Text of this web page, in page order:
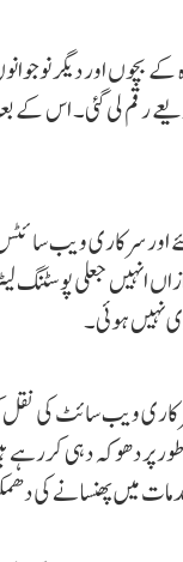
کے بچوں اور دیگر
رقم لی گئی۔ اس کے
اور سرکاری ویب
ازاں انہیں جعلی
نہیں ہوئی۔
سرکاری ویب سائٹ کی
پر دھوکہ دہی
میں پھنسانے کی